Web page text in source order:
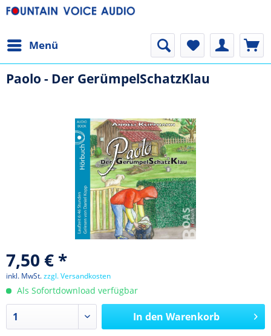
Menü
Paolo - Der GerümpelSchatzKlau
7,50 € *
inkl. MwSt.zzgl. Versandkosten
Als Sofortdownload verfügbar
In den Warenkorb